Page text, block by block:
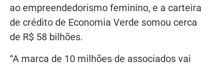
ao empreendedorismo feminino, e a carteira
de crédito de Economia Verde somou cerca
de R$ 58 bilhões.
“A marca de 10 milhões de associados vai